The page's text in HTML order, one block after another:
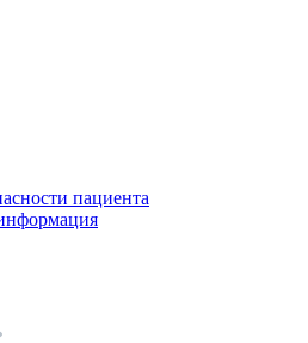
пациента